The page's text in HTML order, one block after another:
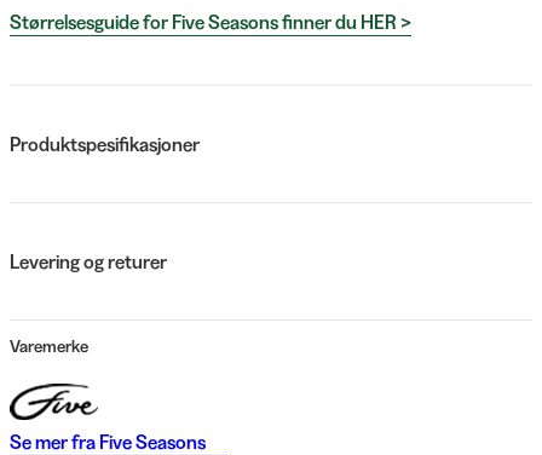
Størrelsesguide for Five Seasons finner du HER >
Produktspesifikasjoner
Levering og returer
Varemerke
Se mer fra Five Seasons